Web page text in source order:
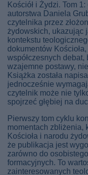
Kościół i Żydzi. Tom 1:
autorstwa Daniela
czytelnika przez
żydowskich, ukazując
kontekstu
dokumentów
współczesnych debat,
wzajemne postawy,
Książka została
jednocześnie
czytelnik może nie
spojrzeć głębiej na
Pierwszy tom cyklu
momentach zbliżenia,
Kościoła i narodu
że publikacja jest
zarówno do
formacyjnych. To
zainteresowanych